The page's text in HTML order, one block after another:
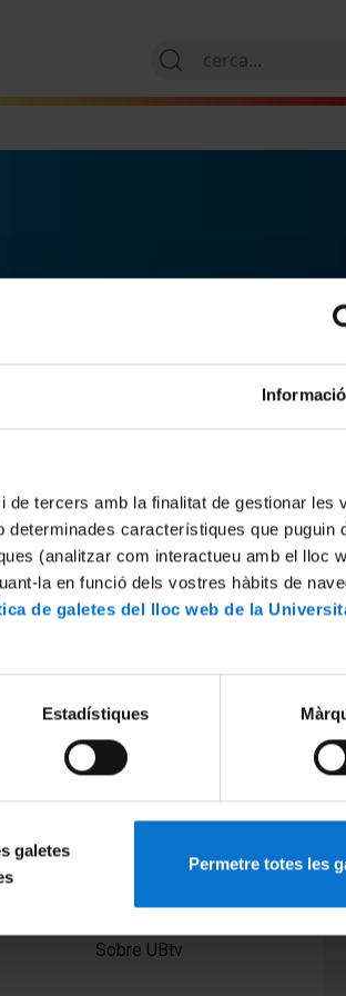
Informació
tercers amb la finalitat de gestionar les
característiques que puguin
(analitzar com interactueu amb el lloc
la en funció dels vostres hàbits de
de galetes del lloc web de la
Estadístiques
galetes
Permetre totes les
de graduació i Jurament Hipocràtic.
de Medicina. Campus Bellvitge.
2021
PEU 2
Sobre UBtv